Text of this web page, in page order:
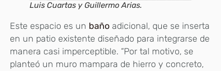
Luis Cuartas y Guillermo Arias.
Este espacio es un baño adicional, que se inserta
en un patio existente diseñado para integrarse de
manera casi imperceptible. “Por tal motivo, se
planteó un muro mampara de hierro y concreto,